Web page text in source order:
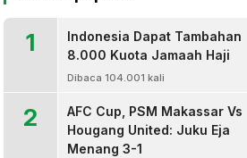
1
Indonesia Dapat Tambahan
8.000 Kuota Jamaah Haji
Dibaca 104.001 kali
2
AFC Cup, PSM Makassar Vs
Hougang United: Juku Eja
Menang 3-1